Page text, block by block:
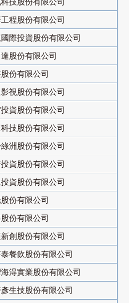
程股份有限公司
際投資股份有限公司
股份有限公司
份有限公司
視股份有限公司
資股份有限公司
技股份有限公司
洲股份有限公司
資股份有限公司
資股份有限公司
份有限公司
份有限公司
創股份有限公司
餐飲股份有限公司
淂實業股份有限公司
生技股份有限公司